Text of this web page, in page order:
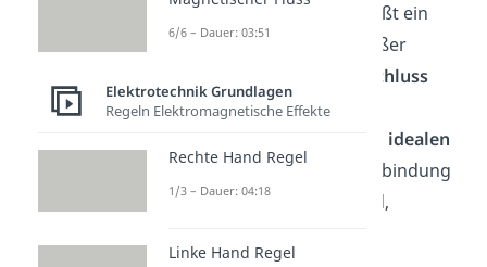
also R gleich null, dann fließt ein
theoretisch unendlich großer
Kurzschluss
bezeichnet. Dieser ist eine
idealen
Leiter, also durch eine Verbindung
ohne jeglichen Widerstand,
6/6 – Dauer: 03:51
Elektrotechnik Grundlagen
Regeln Elektromagnetische Effekte
Rechte Hand Regel
1/3 – Dauer: 04:18
Linke Hand Regel